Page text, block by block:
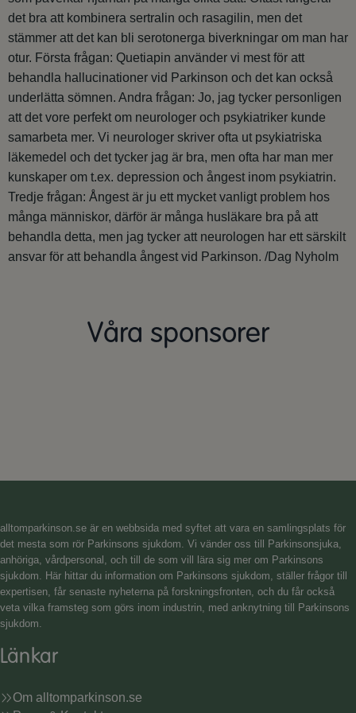
det bra att kombinera sertralin och rasagilin, men det
stämmer att det kan bli serotonerga biverkningar om man har
otur. Första frågan: Quetiapin använder vi mest för att
behandla hallucinationer vid Parkinson och det kan också
underlätta sömnen. Andra frågan: Jo, jag tycker personligen
att det vore perfekt om neurologer och psykiatriker kunde
samarbeta mer. Vi neurologer skriver ofta ut psykiatriska
läkemedel och det tycker jag är bra, men ofta har man mer
kunskaper om t.ex. depression och ångest inom psykiatrin.
Tredje frågan: Ångest är ju ett mycket vanligt problem hos
många människor, därför är många husläkare bra på att
behandla detta, men jag tycker att neurologen har ett särskilt
ansvar för att behandla ångest vid Parkinson. /Dag Nyholm
Våra sponsorer
alltomparkinson.se är en webbsida med syftet att vara en samlingsplats för
det mesta som rör Parkinsons sjukdom. Vi vänder oss till Parkinsonsjuka,
anhöriga, vårdpersonal, och till de som vill lära sig mer om Parkinsons
sjukdom. Här hittar du information om Parkinsons sjukdom, ställer frågor till
expertisen, får senaste nyheterna på forskningsfronten, och du får också
veta vilka framsteg som görs inom industrin, med anknytning till Parkinsons
sjukdom.
Länkar
Om alltomparkinson.se